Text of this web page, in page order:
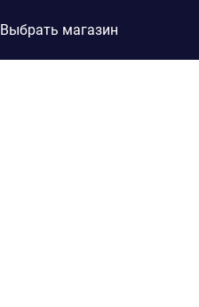
Выбрать магазин